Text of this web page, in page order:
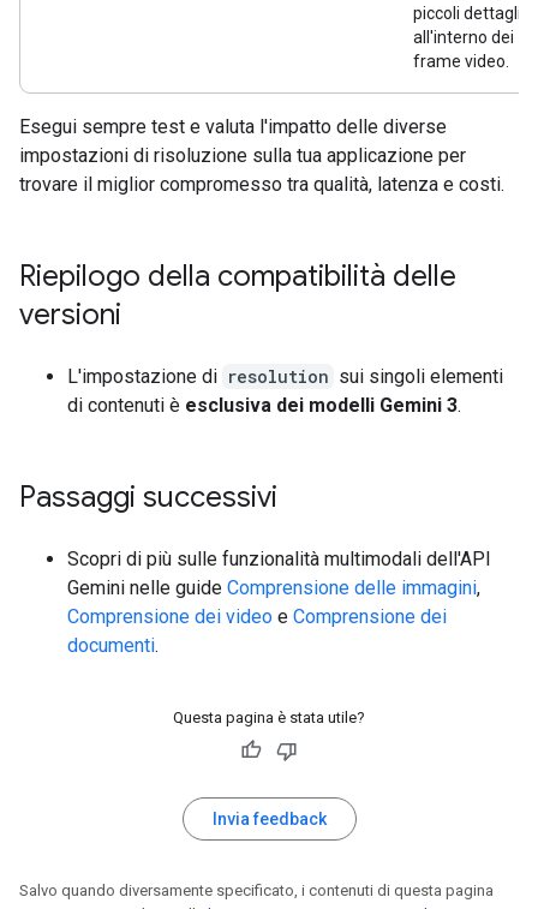
piccoli dettagli
all'interno dei
frame video.
Esegui sempre test e valuta l'impatto delle diverse
impostazioni di risoluzione sulla tua applicazione per
trovare il miglior compromesso tra qualità, latenza e costi.
Riepilogo della compatibilità delle
versioni
L'impostazione di resolution sui singoli elementi
di contenuti è esclusiva dei modelli Gemini 3.
Passaggi successivi
Scopri di più sulle funzionalità multimodali dell'API
Gemini nelle guide Comprensione delle immagini,
Comprensione dei video e Comprensione dei
documenti.
Questa pagina è stata utile?
Invia feedback
Salvo quando diversamente specificato, i contenuti di questa pagina